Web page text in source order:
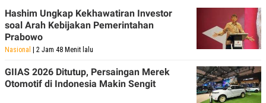
M
E
D
I
A
I
D
Hashim Ungkap Kekhawatiran Investor
soal Arah Kebijakan Pemerintahan
Prabowo
Nasional | 2 Jam 48 Menit lalu
GIIAS 2026 Ditutup, Persaingan Merek
Otomotif di Indonesia Makin Sengit